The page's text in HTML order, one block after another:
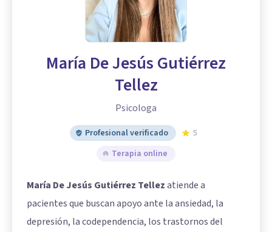
María De Jesús Gutiérrez
Tellez
Psicologa
Profesional verificado
5
Terapia online
María De Jesús Gutiérrez Tellezatiende a
pacientes que buscan apoyo ante la ansiedad, la
depresión, la codependencia, los trastornos del